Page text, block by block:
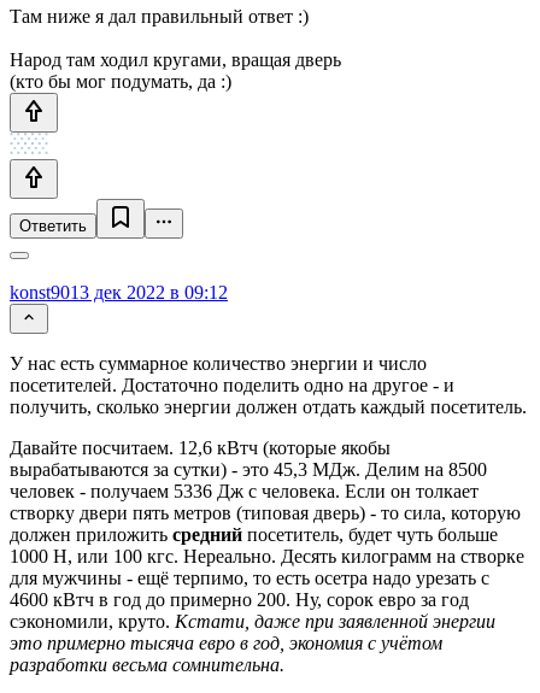
Там ниже я дал правильный ответ :)
Народ там ходил кругами, вращая дверь
(кто бы мог подумать, да :)
Ответить
konst9013 дек 2022 в 09:12
У нас есть суммарное количество энергии и число
посетителей. Достаточно поделить одно на другое - и
получить, сколько энергии должен отдать каждый посетитель.
Давайте посчитаем. 12,6 кВтч (которые якобы
вырабатываются за сутки) - это 45,3 МДж. Делим на 8500
человек - получаем 5336 Дж с человека. Если он толкает
створку двери пять метров (типовая дверь) - то сила, которую
должен приложить средний посетитель, будет чуть больше
1000 Н, или 100 кгс. Нереально. Десять килограмм на створке
для мужчины - ещё терпимо, то есть осетра надо урезать с
4600 кВтч в год до примерно 200. Ну, сорок евро за год
сэкономили, круто. Кстати, даже при заявленной энергии
это примерно тысяча евро в год, экономия с учётом
разработки весьма сомнительна.